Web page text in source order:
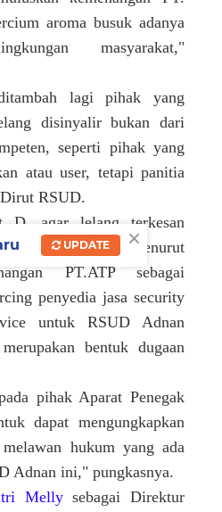
aroma busuk adanya
masyarakat,"
lagi pihak yang
disinyalir bukan dari
seperti pihak yang
atau user, tetapi panitia
RSUD.
D, agar lelang terkesan
sistem E Catalog. Menurut
PT.ATP sebagai
penyedia jasa security
untuk RSUD Adnan
bentuk dugaan
pihak Aparat Penegak
dapat mengungkapkan
melawan hukum yang ada
Adnan ini," pungkasnya.
Mellysebagai Direktur
×
UPDATE